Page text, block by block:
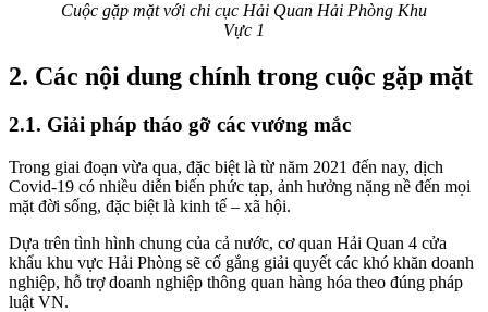
Cuộc gặp mặt với chi cục Hải Quan Hải Phòng Khu
Vực 1
2. Các nội dung chính trong cuộc gặp mặt
2.1. Giải pháp tháo gỡ các vướng mắc
Trong giai đoạn vừa qua, đặc biệt là từ năm 2021 đến nay, dịch
Covid-19 có nhiều diễn biến phức tạp, ảnh hưởng nặng nề đến mọi
mặt đời sống, đặc biệt là kinh tế – xã hội.
Dựa trên tình hình chung của cả nước, cơ quan Hải Quan 4 cửa
khẩu khu vực Hải Phòng sẽ cố gắng giải quyết các khó khăn doanh
nghiệp, hỗ trợ doanh nghiệp thông quan hàng hóa theo đúng pháp
luật VN.